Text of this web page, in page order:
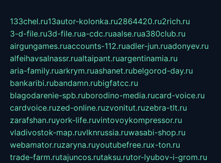
133chel.ru13autor-kolonka.ru2864420.ru2rich.ru
3-d-file.ru3d-file.rua-cdc.ruaalse.rua380club.ru
airgungames.ruaccounts-112.ruadler-jun.ruadonyev.ru
alfeihavsalnassr.rualtaipant.ruargentinamia.ru
aria-family.ruarkrym.ruashanet.rubelgorod-day.ru
bankaribi.rubandamn.rubigfatcc.ru
blagodarenie-spb.ruborodino-media.rucard-voice.ru
cardvoice.ruzed-online.ruzvonitut.ruzebra-tlt.ru
zarafshan.ruyork-life.ruvintovoykompressor.ru
vladivostok-map.ruvlknrussia.ruwasabi-shop.ru
webamator.ruzaryna.ruyoutubefree.rux-ton.ru
trade-farm.rutajuncos.rutaksu.rutor-lyubov-i-grom.ru